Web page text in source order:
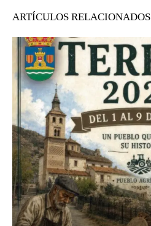
ARTÍCULOS RELACIONADOS